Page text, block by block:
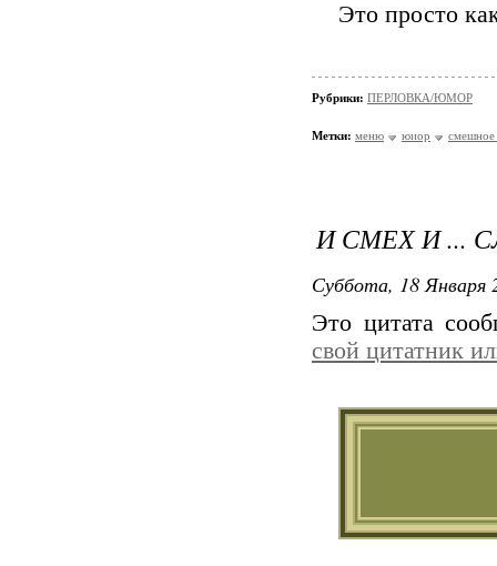
Это просто
Рубрики: ПЕРЛОВКА/ЮМОР
Метки: меню юиор
И СМЕХ И ...
Суббота, 18 Января
Это цитата
свой цитатник